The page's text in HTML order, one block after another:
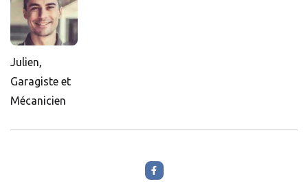
Julien,
Garagiste et
Mécanicien